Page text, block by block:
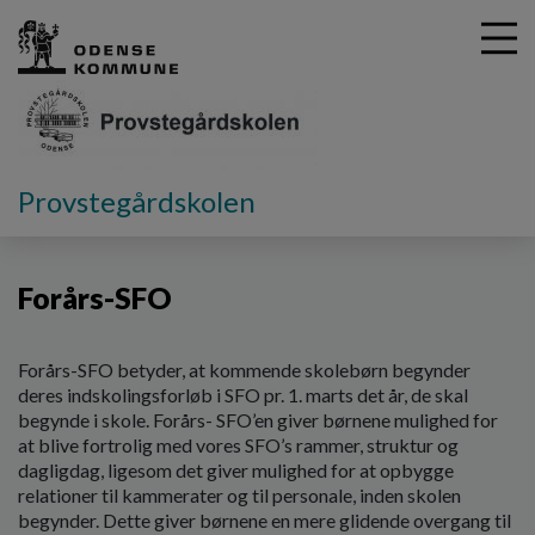
Provstegårdskolen
Forårs-SFO
Forårs-SFO betyder, at kommende skolebørn begynder
deres indskolingsforløb i SFO pr. 1. marts det år, de skal
begynde i skole. Forårs- SFO’en giver børnene mulighed for
at blive fortrolig med vores SFO’s rammer, struktur og
dagligdag, ligesom det giver mulighed for at opbygge
relationer til kammerater og til personale, inden skolen
begynder. Dette giver børnene en mere glidende overgang til